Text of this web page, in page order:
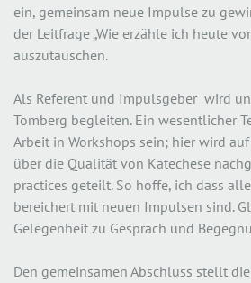
ein, gemeinsam neue Impulse zu
der Leitfrage „Wie erzähle ich heute
auszutauschen.
Als Referent und Impulsgeber wird
Tomberg begleiten. Ein wesentlicher
Arbeit in Workshops sein; hier wird
über die Qualität von Katechese
practices geteilt. So hoffe, ich dass
bereichert mit neuen Impulsen sind.
Gelegenheit zu Gespräch und
Den gemeinsamen Abschluss stellt